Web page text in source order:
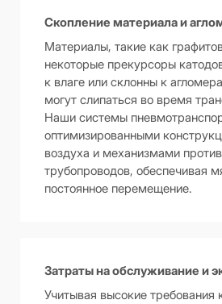
Скопление материала и
Материалы, такие как
некоторые прекурсоры
к влаге или склонны к
могут слипаться во время
Наши системы
оптимизированными
воздуха и механизмами
трубопроводов, обеспечивая
постоянное перемещение.
Затраты на обслуживание и
Учитывая высокие требования